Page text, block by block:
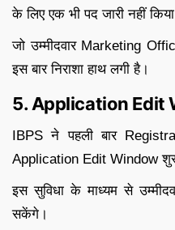
के लिए एक भी पद जारी नहीं
जो उम्मीदवार Marketing
इस बार निराशा हाथ लगी है।
5. Application Edit
IBPS ने पहली बार
Application Edit Window
इस सुविधा के माध्यम से
सकेंगे।